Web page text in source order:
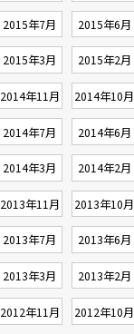
2015年7月 2015年6月
2015年3月 2015年2月
2014年11月 2014年10月
2014年7月 2014年6月
2014年3月 2014年2月
2013年11月 2013年10月
2013年7月 2013年6月
2013年3月 2013年2月
2012年11月 2012年10月